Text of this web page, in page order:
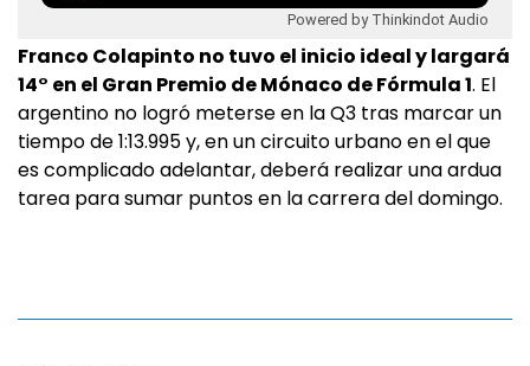
Powered by Thinkindot Audio
Franco Colapinto no tuvo el inicio ideal y largará
14° en el Gran Premio de Mónaco de Fórmula 1. El
argentino no logró meterse en la Q3 tras marcar un
tiempo de 1:13.995 y, en un circuito urbano en el que
es complicado adelantar, deberá realizar una ardua
tarea para sumar puntos en la carrera del domingo.